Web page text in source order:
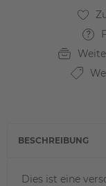
BESCHREIBUNG
Dies ist eine